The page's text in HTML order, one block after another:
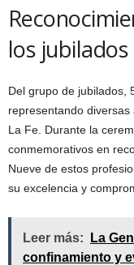
los jubilados
Del grupo de jubilados,
representando
La Fe. Durante la
conmemorativos en
Nueve de estos
su excelencia y
Leer más:
La
confinamiento y